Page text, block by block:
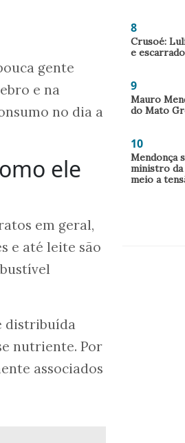
gente
e na
no dia a
ele
em geral,
e até leite são
distribuída
nutriente. Por
associados
8
Crusoé:
e escarrado
9
Mauro
do Mato
10
Mendonça
ministro da
meio a